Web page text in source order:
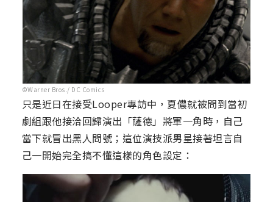
©Warner Bros./ DC Comics
只是近日在接受Looper專訪中，夏儂就被問到當初
劇組跟他接洽回歸演出「薩德」將軍一角時，自己
當下就冒出黑人問號；這位演技派男星接著坦言自
己一開始完全搞不懂這樣的角色設定：